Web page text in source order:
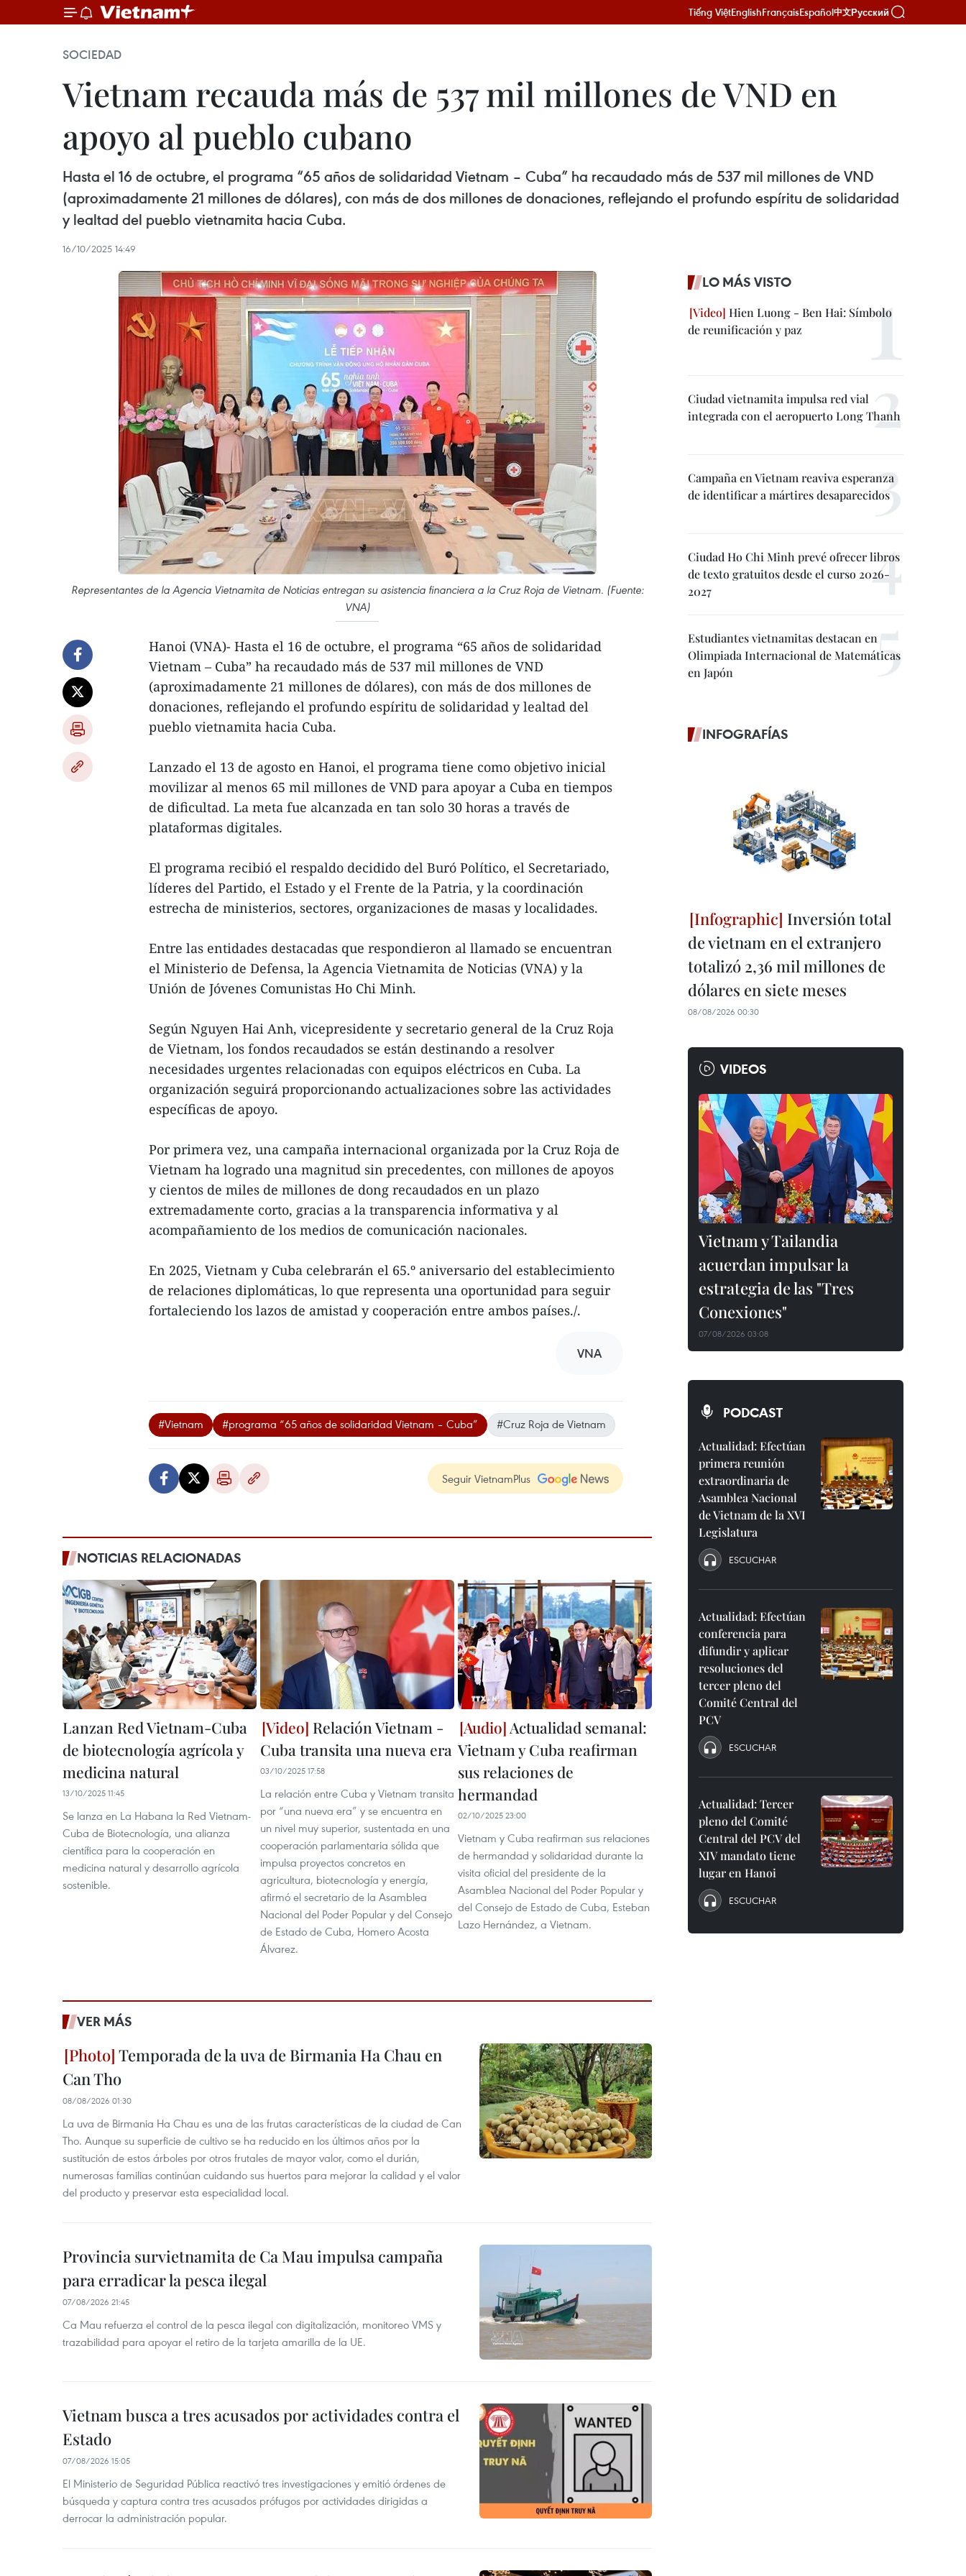
Tiếng ViệtEnglishFrançaisEspañol中文Русский
SOCIEDAD
Vietnam recauda más de 537 mil millones de VND en
apoyo al pueblo cubano
Hasta el 16 de octubre, el programa “65 años de solidaridad Vietnam – Cuba” ha recaudado más de 537 mil millones de VND
(aproximadamente 21 millones de dólares), con más de dos millones de donaciones, reflejando el profundo espíritu de solidaridad
y lealtad del pueblo vietnamita hacia Cuba.
16/10/2025 14:49
Representantes de la Agencia Vietnamita de Noticias entregan su asistencia financiera a la Cruz Roja de Vietnam. (Fuente:
VNA)
Hanoi (VNA)- Hasta el 16 de octubre, el programa “65 años de solidaridad
Vietnam – Cuba” ha recaudado más de 537 mil millones de VND
(aproximadamente 21 millones de dólares), con más de dos millones de
donaciones, reflejando el profundo espíritu de solidaridad y lealtad del
pueblo vietnamita hacia Cuba.
Lanzado el 13 de agosto en Hanoi, el programa tiene como objetivo inicial
movilizar al menos 65 mil millones de VND para apoyar a Cuba en tiempos
de dificultad. La meta fue alcanzada en tan solo 30 horas a través de
plataformas digitales.
El programa recibió el respaldo decidido del Buró Político, el Secretariado,
líderes del Partido, el Estado y el Frente de la Patria, y la coordinación
estrecha de ministerios, sectores, organizaciones de masas y localidades.
Entre las entidades destacadas que respondieron al llamado se encuentran
el Ministerio de Defensa, la Agencia Vietnamita de Noticias (VNA) y la
Unión de Jóvenes Comunistas Ho Chi Minh.
Según Nguyen Hai Anh, vicepresidente y secretario general de la Cruz Roja
de Vietnam, los fondos recaudados se están destinando a resolver
necesidades urgentes relacionadas con equipos eléctricos en Cuba. La
organización seguirá proporcionando actualizaciones sobre las actividades
específicas de apoyo.
Por primera vez, una campaña internacional organizada por la Cruz Roja de
Vietnam ha logrado una magnitud sin precedentes, con millones de apoyos
y cientos de miles de millones de dong recaudados en un plazo
extremadamente corto, gracias a la transparencia informativa y al
acompañamiento de los medios de comunicación nacionales.
En 2025, Vietnam y Cuba celebrarán el 65.º aniversario del establecimiento
de relaciones diplomáticas, lo que representa una oportunidad para seguir
fortaleciendo los lazos de amistad y cooperación entre ambos países./.
VNA
#Vietnam #programa “65 años de solidaridad Vietnam – Cuba” #Cruz Roja de Vietnam
Seguir VietnamPlus
NOTICIAS RELACIONADAS
Lanzan Red Vietnam-Cuba
de biotecnología agrícola y
medicina natural
13/10/2025 11:45
Se lanza en La Habana la Red Vietnam-
Cuba de Biotecnología, una alianza
científica para la cooperación en
medicina natural y desarrollo agrícola
sostenible.
Relación Vietnam -
Cuba transita una nueva era
03/10/2025 17:58
La relación entre Cuba y Vietnam transita
por “una nueva era” y se encuentra en
un nivel muy superior, sustentada en una
cooperación parlamentaria sólida que
impulsa proyectos concretos en
agricultura, biotecnología y energía,
afirmó el secretario de la Asamblea
Nacional del Poder Popular y del Consejo
de Estado de Cuba, Homero Acosta
Álvarez.
Actualidad semanal:
Vietnam y Cuba reafirman
sus relaciones de
hermandad
02/10/2025 23:00
Vietnam y Cuba reafirman sus relaciones
de hermandad y solidaridad durante la
visita oficial del presidente de la
Asamblea Nacional del Poder Popular y
del Consejo de Estado de Cuba, Esteban
Lazo Hernández, a Vietnam.
VER MÁS
Temporada de la uva de Birmania Ha Chau en
Can Tho
08/08/2026 01:30
La uva de Birmania Ha Chau es una de las frutas características de la ciudad de Can
Tho. Aunque su superficie de cultivo se ha reducido en los últimos años por la
sustitución de estos árboles por otros frutales de mayor valor, como el durián,
numerosas familias continúan cuidando sus huertos para mejorar la calidad y el valor
del producto y preservar esta especialidad local.
Provincia survietnamita de Ca Mau impulsa campaña
para erradicar la pesca ilegal
07/08/2026 21:45
Ca Mau refuerza el control de la pesca ilegal con digitalización, monitoreo VMS y
trazabilidad para apoyar el retiro de la tarjeta amarilla de la UE.
Vietnam busca a tres acusados por actividades contra el
Estado
07/08/2026 15:05
El Ministerio de Seguridad Pública reactivó tres investigaciones y emitió órdenes de
búsqueda y captura contra tres acusados prófugos por actividades dirigidas a
derrocar la administración popular.
LO MÁS VISTO
Hien Luong - Ben Hai: Símbolo
de reunificación y paz
Ciudad vietnamita impulsa red vial
integrada con el aeropuerto Long Thanh
Campaña en Vietnam reaviva esperanza
de identificar a mártires desaparecidos
Ciudad Ho Chi Minh prevé ofrecer libros
de texto gratuitos desde el curso 2026-
2027
Estudiantes vietnamitas destacan en
Olimpiada Internacional de Matemáticas
en Japón
INFOGRAFÍAS
Inversión total
de vietnam en el extranjero
totalizó 2,36 mil millones de
dólares en siete meses
08/08/2026 00:30
VIDEOS
Vietnam y Tailandia
acuerdan impulsar la
estrategia de las "Tres
Conexiones"
07/08/2026 03:08
PODCAST
Actualidad: Efectúan
primera reunión
extraordinaria de
Asamblea Nacional
de Vietnam de la XVI
Legislatura
ESCUCHAR
Actualidad: Efectúan
conferencia para
difundir y aplicar
resoluciones del
tercer pleno del
Comité Central del
PCV
ESCUCHAR
Actualidad: Tercer
pleno del Comité
Central del PCV del
XIV mandato tiene
lugar en Hanoi
ESCUCHAR